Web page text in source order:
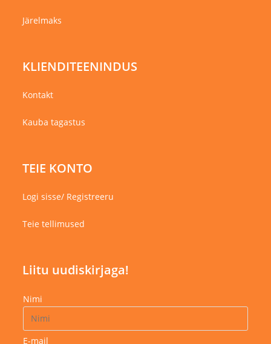
Järelmaks
KLIENDITEENINDUS
Kontakt
Kauba tagastus
TEIE KONTO
Logi sisse/ Registreeru
Teie tellimused
Liitu uudiskirjaga!
Nimi
E-mail